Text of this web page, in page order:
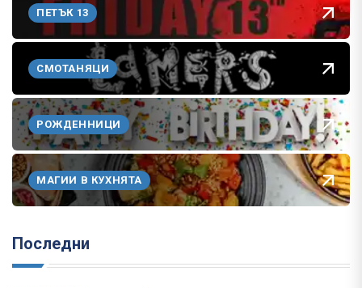
ПЕТЪК 13
СМОТАНЯЦИ
РОЖДЕННИЦИ
МАГИИ В КУХНЯТА
Последни